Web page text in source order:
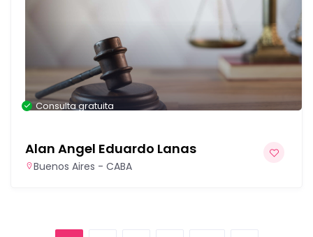
Consulta gratuita
Alan Angel Eduardo Lanas
Buenos Aires - CABA